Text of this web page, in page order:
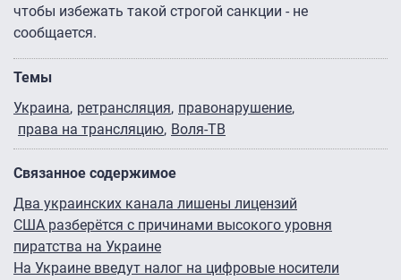
чтобы избежать такой строгой санкции - не
сообщается.
Темы
Украина ретрансляция правонарушение
права на трансляцию Воля-ТВ
Связанное содержимое
Два украинских канала лишены лицензий
США разберётся с причинами высокого уровня
пиратства на Украине
На Украине введут налог на цифровые носители